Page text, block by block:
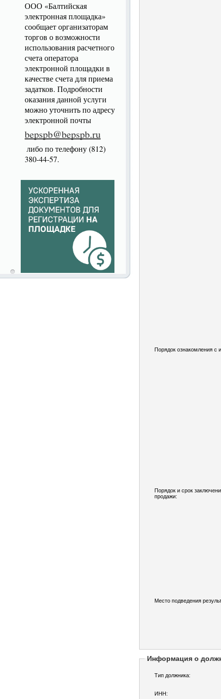
ООО «Балтийская
электронная площадка»
сообщает организаторам
торгов о возможности
использования расчетного
счета оператора
электронной площадки в
качестве счета для приема
задатков. Подробности
оказания данной услуги
можно уточнить по адресу
электронной почты
bepspb@bepspb.ru
либо по телефону (812)
380-44-57.
Порядок ознакомления с
Порядок и срок
продажи:
Место подведения
Информация о
Тип должника:
ИНН: